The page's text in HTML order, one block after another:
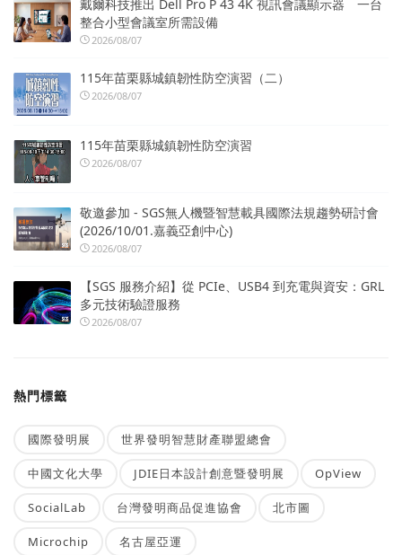
戴爾科技推出 Dell Pro P 43 4K 視訊會議顯示器 一台
整合小型會議室所需設備
2026/08/07
115年苗栗縣城鎮韌性防空演習（二）
2026/08/07
115年苗栗縣城鎮韌性防空演習
2026/08/07
敬邀參加 - SGS無人機暨智慧載具國際法規趨勢研討會
(2026/10/01.嘉義亞創中心)
2026/08/07
【SGS 服務介紹】從 PCIe、USB4 到充電與資安：GRL
多元技術驗證服務
2026/08/07
熱門標籤
國際發明展 世界發明智慧財產聯盟總會
中國文化大學 JDIE日本設計創意暨發明展 OpView
SocialLab 台灣發明商品促進協會 北市圖
Microchip 名古屋亞運